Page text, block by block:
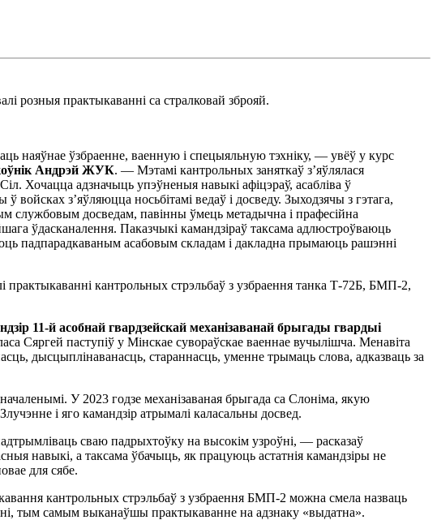
розныя практыкаванні са стралковай зброяй.
наяўнае ўзбраенне, ваенную і спецыяльную тэхніку, — увёў у курс
Андрэй ЖУК. — Мэтамі кантрольных заняткаў з’яўлялася
Хочацца адзначыць упэўненыя навыкі афіцэраў, асабліва ў
з’яўляюцца носьбітамі ведаў і досведу. Зыходзячы з гэтага,
службовым досведам, павінны ўмець метадычна і прафесійна
ўдасканалення. Паказчыкі камандзіраў таксама адлюстроўваюць
падпарадкаваным асабовым складам і дакладна прымаюць рашэнні
практыкаванні кантрольных стрэльбаў з узбраення танка Т-72Б, БМП-2,
11-й асобнай гвардзейскай механізаванай брыгады гвардыі
Сяргей паступіў у Мінскае сувораўскае ваеннае вучылішча. Менавіта
дысцыплінаванасць, стараннасць, уменне трымаць слова, адказваць за
У 2023 годзе механізаваная брыгада са Слоніма, якую
і яго камандзір атрымалі каласальны досвед.
сваю падрыхтоўку на высокім узроўні, — расказаў
навыкі, а таксама ўбачыць, як працуюць астатнія камандзіры не
для сябе.
кантрольных стрэльбаў з узбраення БМП-2 можна смела назваць
тым самым выканаўшы практыкаванне на адзнаку «выдатна».